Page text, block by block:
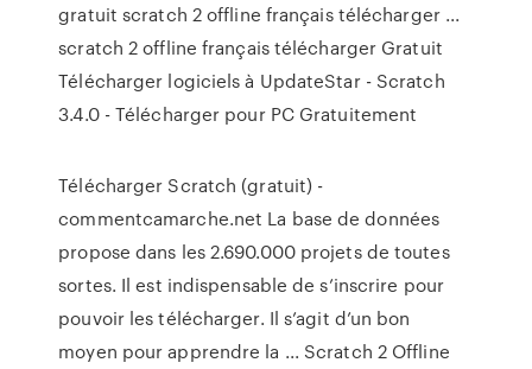
gratuit scratch 2 offline français télécharger ...
scratch 2 offline français télécharger Gratuit
Télécharger logiciels à UpdateStar - Scratch
3.4.0 - Télécharger pour PC Gratuitement
Télécharger Scratch (gratuit) -
commentcamarche.net La base de données
propose dans les 2.690.000 projets de toutes
sortes. Il est indispensable de s’inscrire pour
pouvoir les télécharger. Il s’agit d’un bon
moyen pour apprendre la ... Scratch 2 Offline